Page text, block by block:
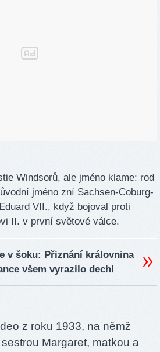
Windsorů, ale jméno klame: rod
jméno zní Sachsen-Coburg-
VII., když bojoval proti
II. v první světové válce.
v šoku: Přiznání královnina
všem vyrazilo dech!
z roku 1933, na němž
Margaret, matkou a